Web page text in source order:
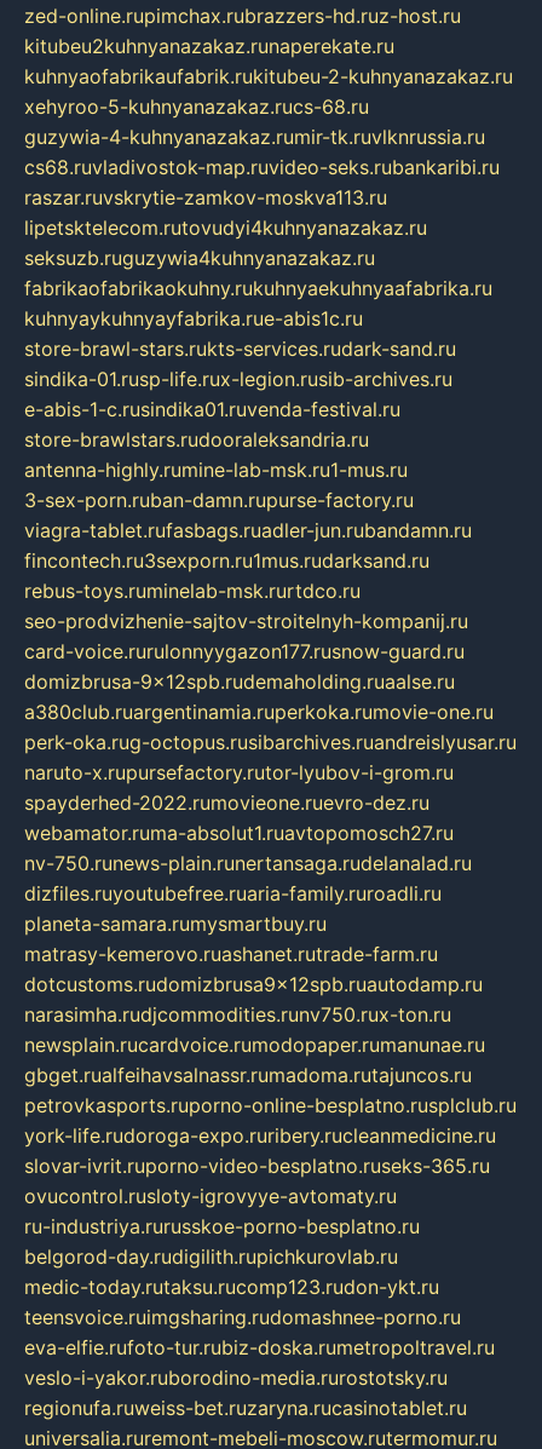
zed-online.rupimchax.rubrazzers-hd.ruz-host.ru
kitubeu2kuhnyanazakaz.runaperekate.ru
kuhnyaofabrikaufabrik.rukitubeu-2-kuhnyanazakaz.ru
xehyroo-5-kuhnyanazakaz.rucs-68.ru
guzywia-4-kuhnyanazakaz.rumir-tk.ruvlknrussia.ru
cs68.ruvladivostok-map.ruvideo-seks.rubankaribi.ru
raszar.ruvskrytie-zamkov-moskva113.ru
lipetsktelecom.rutovudyi4kuhnyanazakaz.ru
seksuzb.ruguzywia4kuhnyanazakaz.ru
fabrikaofabrikaokuhny.rukuhnyaekuhnyaafabrika.ru
kuhnyaykuhnyayfabrika.rue-abis1c.ru
store-brawl-stars.rukts-services.rudark-sand.ru
sindika-01.rusp-life.rux-legion.rusib-archives.ru
e-abis-1-c.rusindika01.ruvenda-festival.ru
store-brawlstars.rudooraleksandria.ru
antenna-highly.rumine-lab-msk.ru1-mus.ru
3-sex-porn.ruban-damn.rupurse-factory.ru
viagra-tablet.rufasbags.ruadler-jun.rubandamn.ru
fincontech.ru3sexporn.ru1mus.rudarksand.ru
rebus-toys.ruminelab-msk.rurtdco.ru
seo-prodvizhenie-sajtov-stroitelnyh-kompanij.ru
card-voice.rurulonnyygazon177.rusnow-guard.ru
domizbrusa-9x12spb.rudemaholding.ruaalse.ru
a380club.ruargentinamia.ruperkoka.rumovie-one.ru
perk-oka.rug-octopus.rusibarchives.ruandreislyusar.ru
naruto-x.rupursefactory.rutor-lyubov-i-grom.ru
spayderhed-2022.rumovieone.ruevro-dez.ru
webamator.ruma-absolut1.ruavtopomosch27.ru
nv-750.runews-plain.runertansaga.rudelanalad.ru
dizfiles.ruyoutubefree.ruaria-family.ruroadli.ru
planeta-samara.rumysmartbuy.ru
matrasy-kemerovo.ruashanet.rutrade-farm.ru
dotcustoms.rudomizbrusa9x12spb.ruautodamp.ru
narasimha.rudjcommodities.runv750.rux-ton.ru
newsplain.rucardvoice.rumodopaper.rumanunae.ru
gbget.rualfeihavsalnassr.rumadoma.rutajuncos.ru
petrovkasports.ruporno-online-besplatno.rusplclub.ru
york-life.rudoroga-expo.ruribery.rucleanmedicine.ru
slovar-ivrit.ruporno-video-besplatno.ruseks-365.ru
ovucontrol.rusloty-igrovyye-avtomaty.ru
ru-industriya.rurusskoe-porno-besplatno.ru
belgorod-day.rudigilith.rupichkurovlab.ru
medic-today.rutaksu.rucomp123.rudon-ykt.ru
teensvoice.ruimgsharing.rudomashnee-porno.ru
eva-elfie.rufoto-tur.rubiz-doska.rumetropoltravel.ru
veslo-i-yakor.ruborodino-media.rurostotsky.ru
regionufa.ruweiss-bet.ruzaryna.rucasinotablet.ru
universalia.ruremont-mebeli-moscow.rutermomur.ru